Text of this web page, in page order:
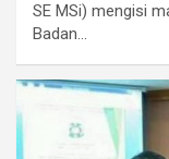
SE MSi) mengisi
Badan…